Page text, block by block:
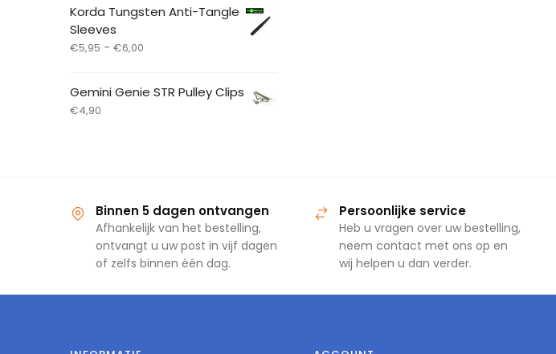
Korda Tungsten Anti-Tangle
Sleeves
€5,95 - €6,00
Gemini Genie STR Pulley Clips
€4,90
Binnen 5 dagen ontvangen
Afhankelijk van het bestelling,
ontvangt u uw post in vijf dagen
of zelfs binnen één dag.
Persoonlijke service
Heb u vragen over uw bestelling,
neem contact met ons op en
wij helpen u dan verder.